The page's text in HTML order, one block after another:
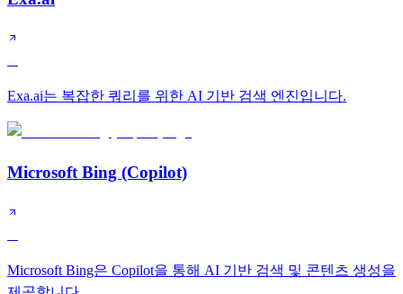
Exa.ai는 복잡한 쿼리를 위한 AI 기반 검색 엔진입니다.
Microsoft Bing (Copilot)
Microsoft Bing은 Copilot을 통해 AI 기반 검색 및 콘텐츠 생성을